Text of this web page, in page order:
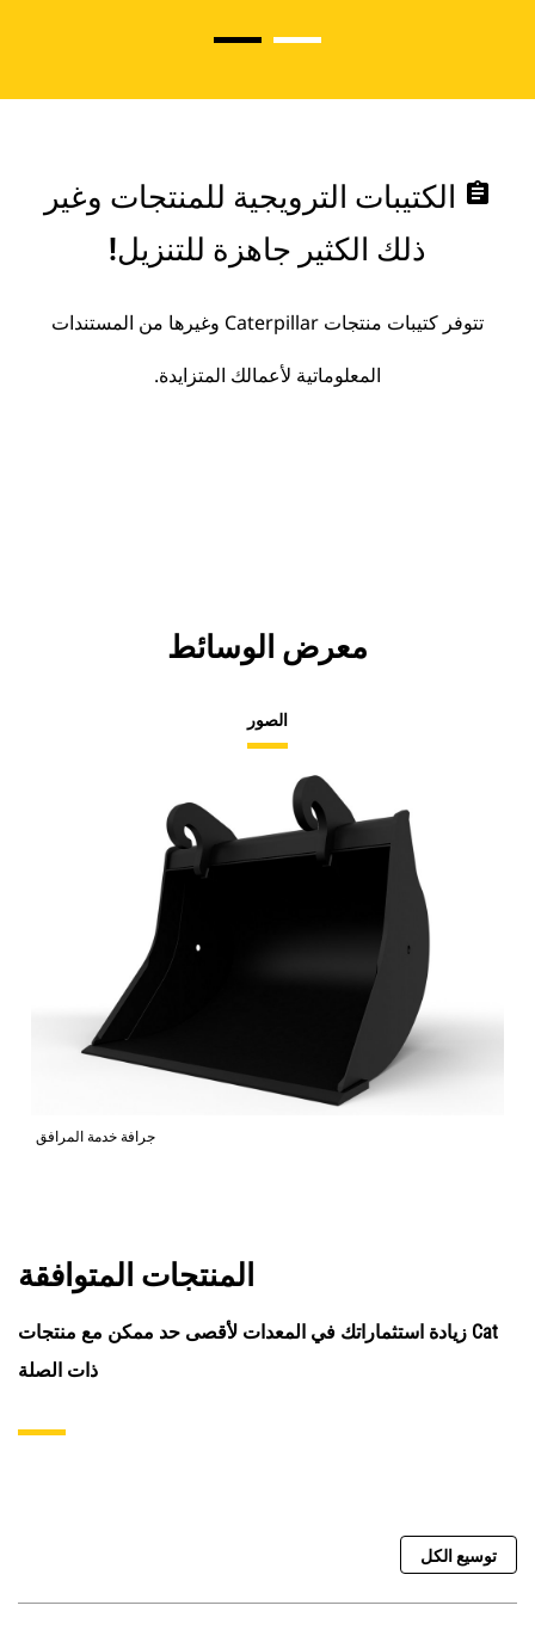
assignment الكتيبات الترويجية للمنتجات وغير
ذلك الكثير جاهزة للتنزيل!
تتوفر كتيبات منتجات Caterpillar وغيرها من المستندات
المعلوماتية لأعمالك المتزايدة.
معرض الوسائط
الصور
جرافة خدمة المرافق
المنتجات المتوافقة
زيادة استثماراتك في المعدات لأقصى حد ممكن مع منتجات Cat
ذات الصلة
توسيع الكل